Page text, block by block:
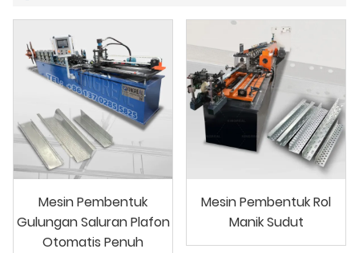
Mesin Pembentuk
Gulungan Saluran Plafon
Otomatis Penuh
Mesin Pembentuk Rol
Manik Sudut